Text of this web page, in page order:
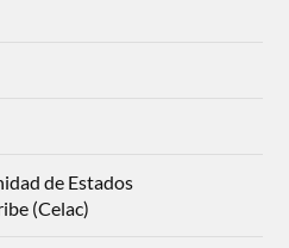
de Estados
(Celac)